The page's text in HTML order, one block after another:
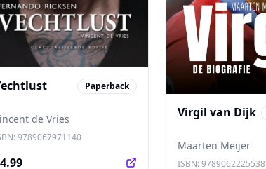
Paperback
de Vries
9789067971140
Virgil van Dijk
Maarten Meijer
ISBN:9789062225538